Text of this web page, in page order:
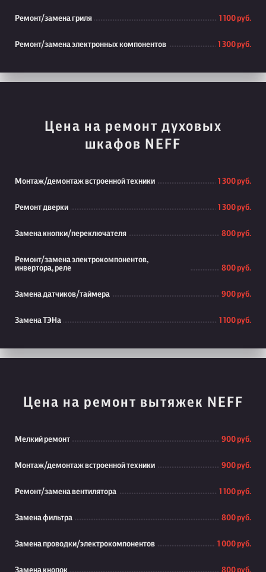
Ремонт/замена гриля 1 100 руб.
Ремонт/замена электронных компонентов 1 300 руб.
Цена на ремонт духовых
шкафов NEFF
Монтаж/демонтаж встроенной техники 1 300 руб.
Ремонт дверки 1 300 руб.
Замена кнопки/переключателя 800 руб.
Ремонт/замена электрокомпонентов,
инвертора, реле
800 руб.
Замена датчиков/таймера 900 руб.
Замена ТЭНа 1 100 руб.
Цена на ремонт вытяжек NEFF
Мелкий ремонт 900 руб.
Монтаж/демонтаж встроенной техники 900 руб.
Ремонт/замена вентилятора 1 100 руб.
Замена фильтра 800 руб.
Замена проводки/электрокомпонентов 1 000 руб.
Замена кнопок 800 руб.